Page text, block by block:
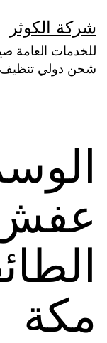
إلى
المحتوى
شركة الكوثر
للخدمات العامة
شحن دولي تنظيف
مكة